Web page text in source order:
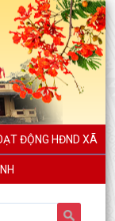
ĐỘNG HĐND XÃ